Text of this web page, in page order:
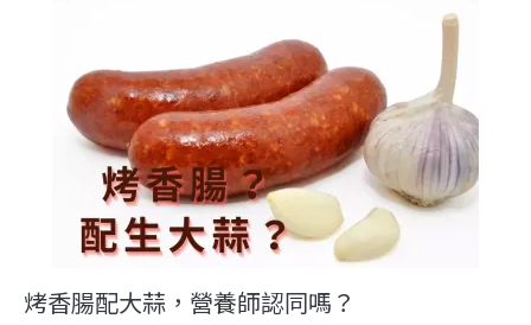
烤香腸配大蒜，營養師認同嗎？